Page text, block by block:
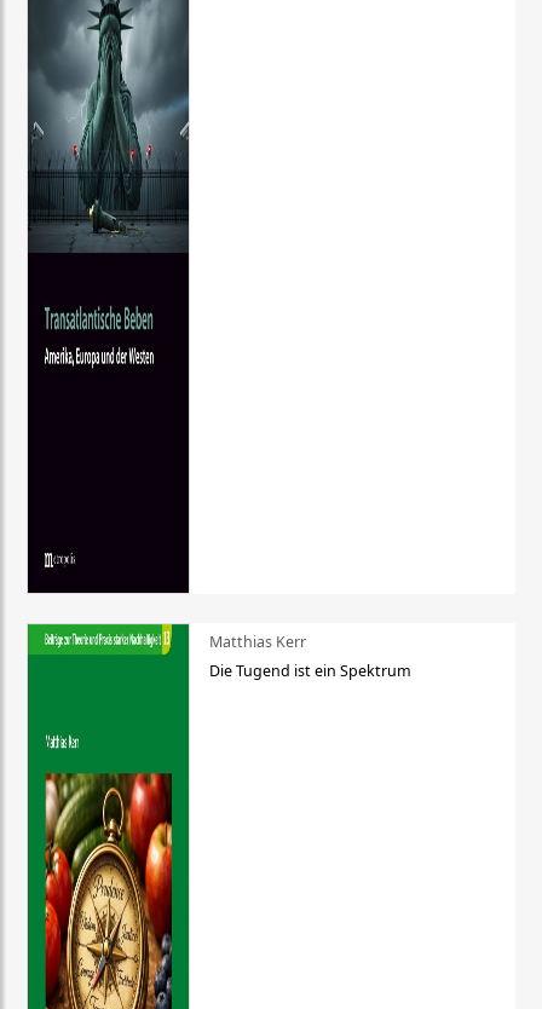
Matthias Kerr
Die Tugend ist ein Spektrum